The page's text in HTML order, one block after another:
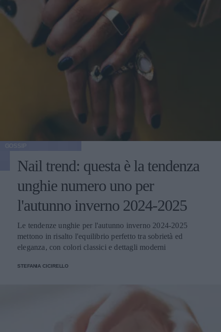
Nail trend: questa è la tendenza
unghie numero uno per
l'autunno inverno 2024-2025
Le tendenze unghie per l'autunno inverno 2024-2025
mettono in risalto l'equilibrio perfetto tra sobrietà ed
eleganza, con colori classici e dettagli moderni
STEFANIA CICIRELLO